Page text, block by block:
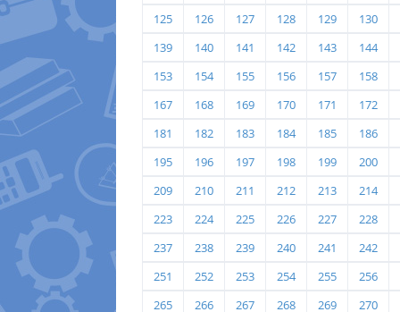
125
126 127 128 129
130
139
140 141 142 143
144
153
154 155 156 157
158
167
168 169 170 171
172
181
182 183 184 185
186
195
196 197 198 199
200
209
210 211 212 213
214
223
224 225 226 227
228
237
238 239 240 241
242
251
252 253 254 255
256
265
266 267 268 269
270